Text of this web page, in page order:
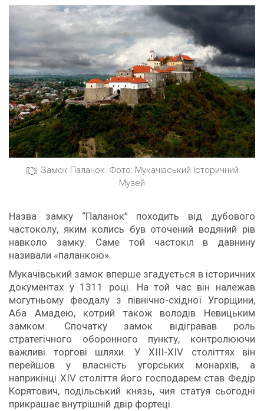
Замок Паланок. Фото: Мукачівський Історичний
Музей
Назва замку “Паланок” походить від дубового
частоколу, яким колись був оточений водяний рів
навколо замку. Саме той частокіл в давнину
називали «паланкою».
Мукачівський замок вперше згадується в історичних
документах у 1311 році. На той час він належав
могутньому феодалу з північно-східної Угорщини,
Аба Амадею, котрий також володів Невицьким
замком. Спочатку замок відігравав роль
стратегічного оборонного пункту, контролюючи
важливі торгові шляхи. У XIII-XIV століттях він
перейшов у власність угорських монархів, а
наприкінці XIV століття його господарем став Федір
Корятович, подільський князь, чия статуя сьогодні
прикрашає внутрішній двір фортеці.